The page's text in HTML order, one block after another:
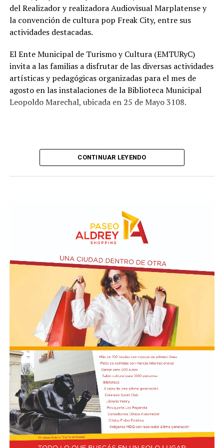
recorrido administrativo con la intervención de la
Comisión de Estudio de Ofertas y Adjudicación, que
tendrá a su cargo la evaluación de las propuestas
obra.
del Realizador y realizadora Audiovisual Marplatense y
la convención de cultura pop Freak City, entre sus
actividades destacadas.
El Ente Municipal de Turismo y Cultura (EMTURyC)
invita a las familias a disfrutar de las diversas actividades
artísticas y pedagógicas organizadas para el mes de
agosto en las instalaciones de la Biblioteca Municipal
Leopoldo Marechal, ubicada en 25 de Mayo 3108.
Culturales”, a cargo del grupo Cul Mardel, que se podrá
10 a 12 en la Biblioteca de Autores Marplatenses,
ubicada en el primer piso del edificio.
En relación al Ciclo Mes de la Niñez, este viernes 7 de
agosto a las 17:30 se presentarán “Los cuentos de
Charo” y la narración de poesías populares infantiles a
cargo de María del Rosario Gerez Martínez.
En tanto, el viernes 21 a las 17:30 se desarrollará “El
Cerebro Mágico: construyendo preguntas, respuestas y
circuitos”, a cargo de María Paula Algote. Se trata de un
taller práctico de arte, ciencia y tecnología en el que al
finalizar cada participante se lleva su propia creación
terminada. Es una actividad arancelada (incluye
materiales) destinada a niños a partir de los 6 años.
Los participantes menores de 8 años deberán asistir
acompañados por una persona adulta (menores
CONTINUAR LEYENDO